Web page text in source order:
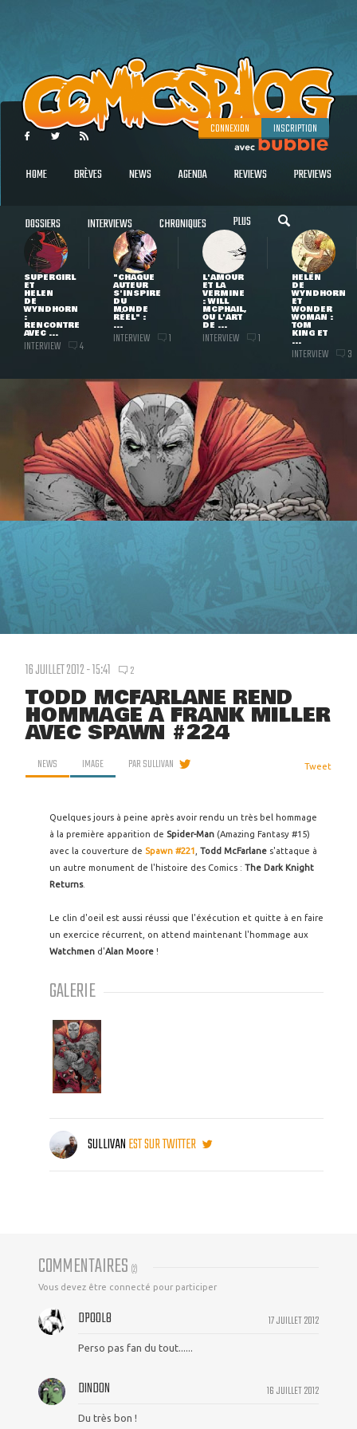
CONNEXION INSCRIPTION
HOME BRÈVES NEWS AGENDA REVIEWS PREVIEWS
DOSSIERS INTERVIEWS CHRONIQUES PLUS
SUPERGIRL
ET
HELEN
DE
WYNDHORN
:
RENCONTRE
AVEC ...
INTERVIEW 4
"CHAQUE
AUTEUR
S'INSPIRE
DU
MONDE
RÉEL" :
...
INTERVIEW 1
L'AMOUR
ET LA
VERMINE
: WILL
MCPHAIL,
OU L'ART
DE ...
INTERVIEW 1
HELEN
DE
WYNDHORN
ET
WONDER
WOMAN :
TOM
KING ET
...
INTERVIEW 3
16 JUILLET 2012 - 15:41 2
TODD MCFARLANE REND
HOMMAGE À FRANK MILLER
AVEC SPAWN #224
NEWS IMAGE PARSULLIVAN Tweet
Quelques jours à peine après avoir rendu un très bel hommage
à la première apparition de Spider-Man (Amazing Fantasy #15)
avec la couverture de Spawn #221 Todd McFarlane s'attaque à
un autre monument de l'histoire des Comics : The Dark Knight
Returns.
Le clin d'oeil est aussi réussi que l'éxécution et quitte à en faire
un exercice récurrent, on attend maintenant l'hommage aux
Watchmen d'Alan Moore !
GALERIE
SULLIVANEST SUR TWITTER
COMMENTAIRES (2)
Vous devez être connecté pour participer
17 JUILLET 2012
DPOOL8
Perso pas fan du tout......
16 JUILLET 2012
DINDON
Du très bon !